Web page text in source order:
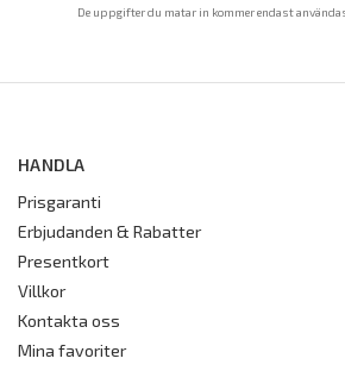
De uppgifter du matar in kommer endast
HANDLA
Prisgaranti
Erbjudanden & Rabatter
Presentkort
Villkor
Kontakta oss
Mina favoriter